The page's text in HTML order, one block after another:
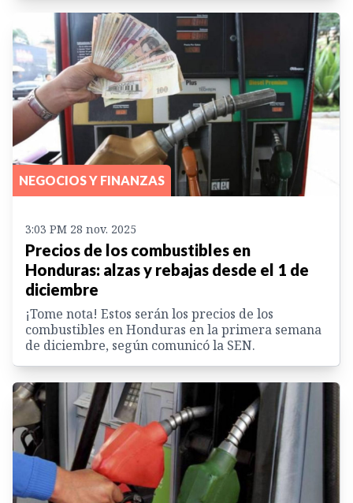
NEGOCIOS Y FINANZAS
3:03 PM 28 nov. 2025
Precios de los combustibles en
Honduras: alzas y rebajas desde el 1 de
diciembre
¡Tome nota! Estos serán los precios de los
combustibles en Honduras en la primera semana
de diciembre, según comunicó la SEN.